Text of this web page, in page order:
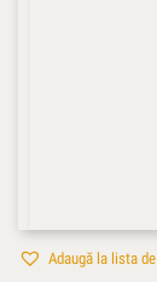
Adaugă la lista